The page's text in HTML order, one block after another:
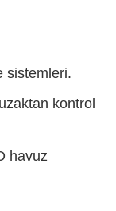
sistemleri.
kontrol
havuz